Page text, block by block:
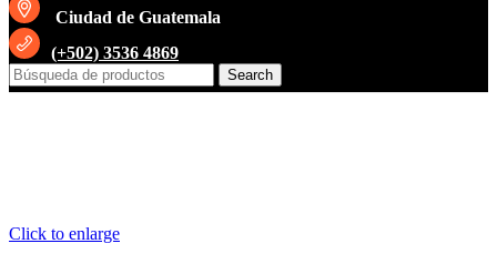
Ciudad de Guatemala
(+502) 3536 4869
Search
Click to enlarge